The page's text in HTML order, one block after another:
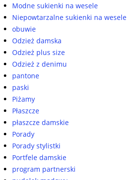
Modne sukienki na wesele
Niepowtarzalne sukienki na wesele
obuwie
Odzież damska
Odzież plus size
Odzież z denimu
pantone
paski
Piżamy
Płaszcze
płaszcze damskie
Porady
Porady stylistki
Portfele damskie
program partnerski